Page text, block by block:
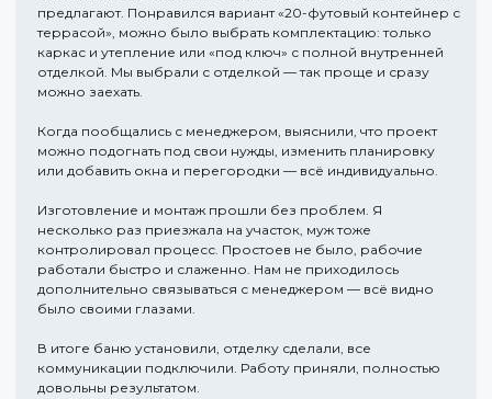
предлагают. Понравился вариант «20-футовый контейнер с
террасой», можно было выбрать комплектацию: только
каркас и утепление или «под ключ» с полной внутренней
отделкой. Мы выбрали с отделкой — так проще и сразу
можно заехать.
Когда пообщались с менеджером, выяснили, что проект
можно подогнать под свои нужды, изменить планировку
или добавить окна и перегородки — всё индивидуально.
Изготовление и монтаж прошли без проблем. Я
несколько раз приезжала на участок, муж тоже
контролировал процесс. Простоев не было, рабочие
работали быстро и слаженно. Нам не приходилось
дополнительно связываться с менеджером — всё видно
было своими глазами.
В итоге баню установили, отделку сделали, все
коммуникации подключили. Работу приняли, полностью
довольны результатом.